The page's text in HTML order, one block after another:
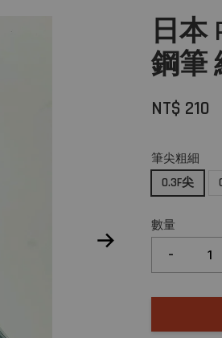
日本
鋼筆
NT$ 210
筆尖粗細
0.3F尖
數量
-